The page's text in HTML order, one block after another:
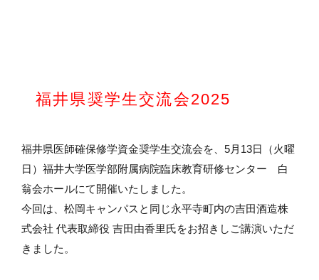
福井県奨学生交流会2025
福井県医師確保修学資金奨学生交流会を、5月13日（火曜
日）福井大学医学部附属病院臨床教育研修センター 白
翁会ホールにて開催いたしました。
今回は、松岡キャンパスと同じ永平寺町内の吉田酒造株
式会社 代表取締役 吉田由香里氏をお招きしご講演いただ
きました。